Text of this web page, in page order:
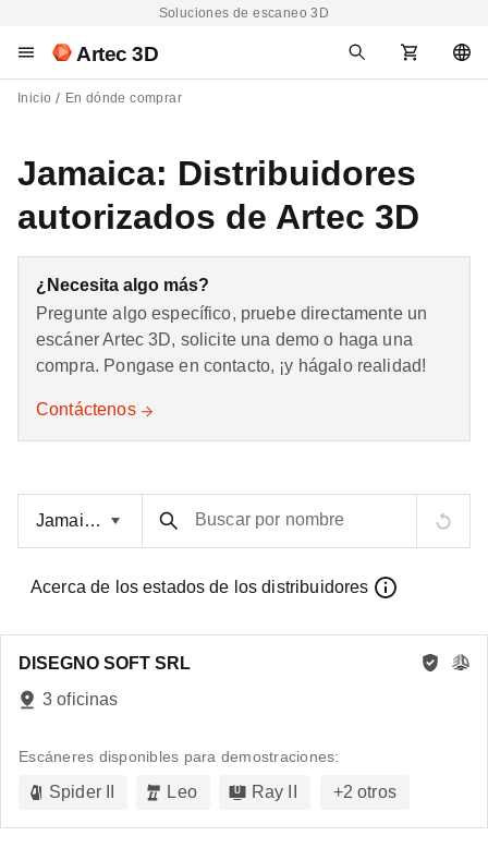
Soluciones de escaneo 3D
Artec 3D
Inicio En dónde comprar
Jamaica: Distribuidores
autorizados de Artec 3D
¿Necesita algo más?
Pregunte algo específico, pruebe directamente un
escáner Artec 3D, solicite una demo o haga una
compra. Pongase en contacto, ¡y hágalo realidad!
Contáctenos
Buscar por nombre
Acerca de los estados de los distribuidores
DISEGNO SOFT SRL
3 oficinas
Escáneres disponibles para demostraciones:
Spider II Leo Ray II +2 otros